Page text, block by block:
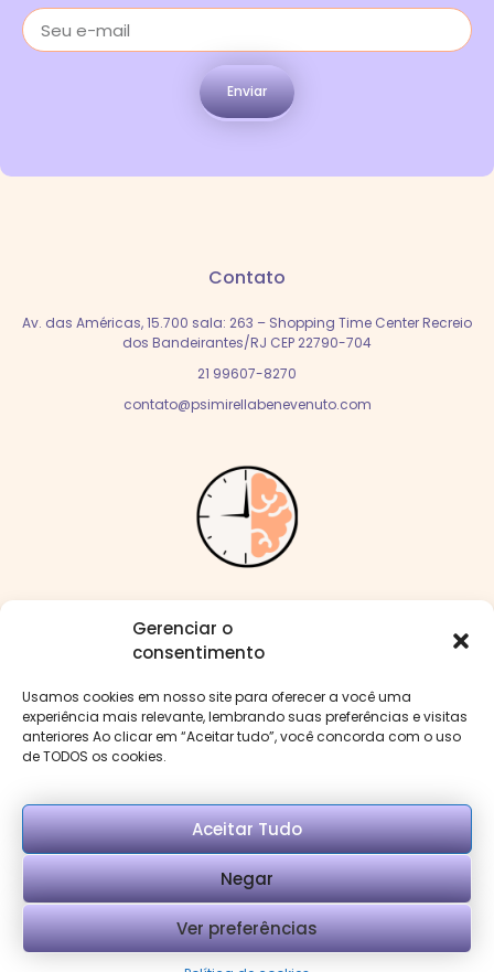
Gerenciar o
consentimento
Usamos cookies em nosso site para oferecer a você uma
experiência mais relevante, lembrando suas preferências e visitas
anteriores Ao clicar em “Aceitar tudo”, você concorda com o uso
de TODOS os cookies.
Aceitar Tudo
Negar
Ver preferências
Enviar
Contato
Av. das Américas, 15.700 sala: 263 – Shopping Time Center Recreio
dos Bandeirantes/RJ CEP 22790-704
21 99607-8270
contato@psimirellabenevenuto.com
Me siga nas redes:
Menu
Copyright © Psi Mirella Benevenuto. Desenvolvido
por Rank Local Marketing.